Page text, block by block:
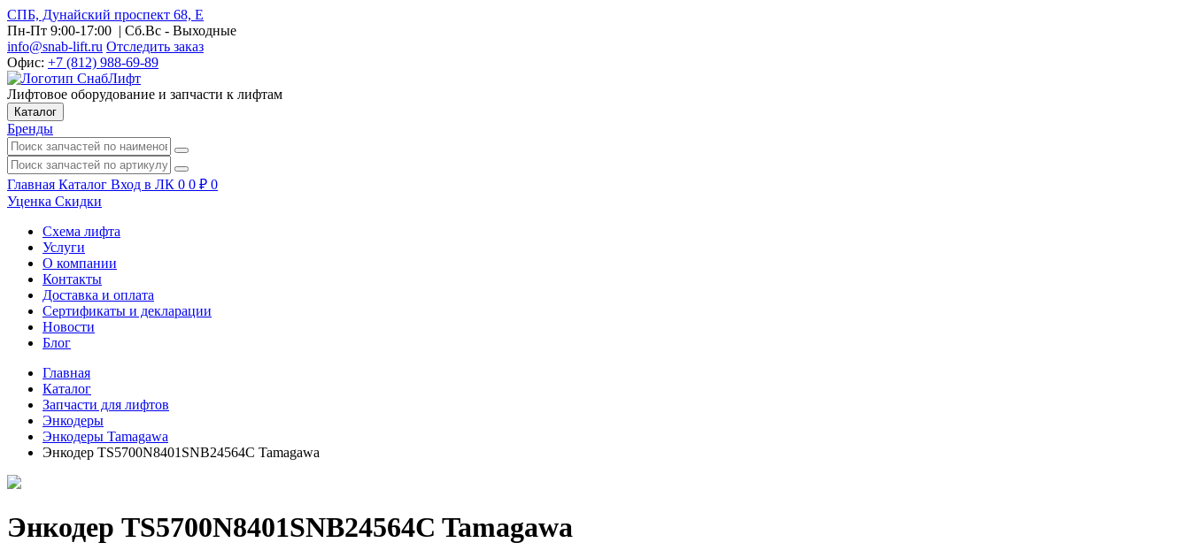
СПБ, Дунайский проспект 68, Е
Пн-Пт 9:00-17:00 | Сб.Вс - Выходные
info@snab-lift.ru Отследить заказ
Офис: +7 (812) 988-69-89
Лифтовое оборудование и запчасти к лифтам
Каталог
Бренды
Главная Каталог Вход в ЛК 0 0 ₽ 0
Уценка Скидки
Схема лифта
Услуги
О компании
Контакты
Доставка и оплата
Сертификаты и декларации
Новости
Блог
Главная
Каталог
Запчасти для лифтов
Энкодеры
Энкодеры Tamagawa
Энкодер TS5700N8401SNB24564C Tamagawa
Энкодер TS5700N8401SNB24564C Tamagawa